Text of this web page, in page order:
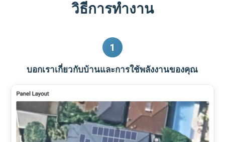
วิธีการทำงาน
1
บอกเราเกี่ยวกับบ้านและการใช้พลังงานของคุณ